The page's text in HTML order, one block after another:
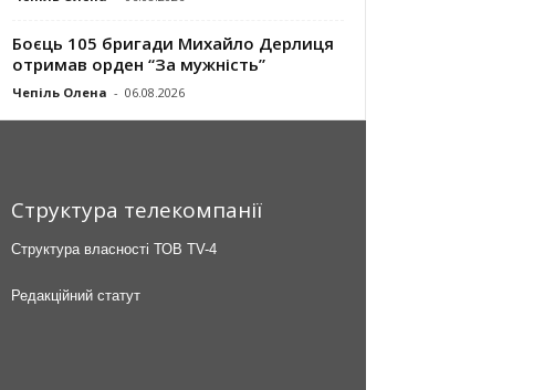
Боєць 105 бригади Михайло Дерлиця
отримав орден “За мужність”
Чепіль Олена - 06.08.2026
Структура телекомпанії
Структура власності ТОВ TV-4
Редакційний статут